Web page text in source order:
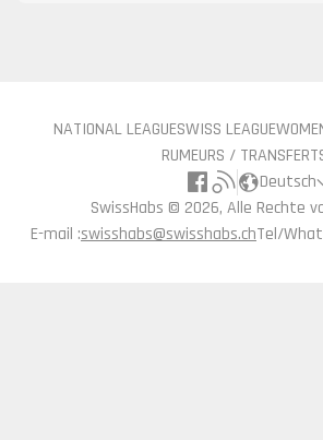
NATIONAL LEAGUESWISS LEAGUE
RUMEURS /
Deutsch
SwissHabs © 2026, Alle Rechte
E-mail :swisshabs@swisshabs.chTel/